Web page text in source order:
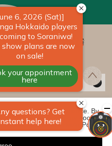
ニワ｜【公式】北海道の温泉宿 野口観
RESERVED
your user experience. By
have agreed with our cookie
please check the Private Policy.